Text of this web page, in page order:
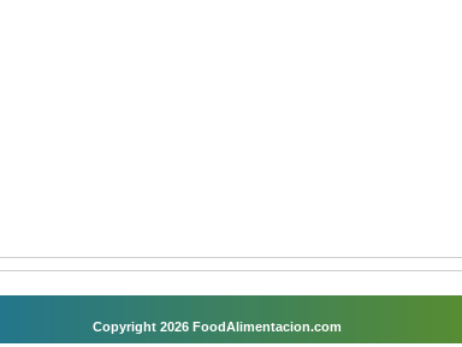
Copyright 2026 FoodAlimentacion.com